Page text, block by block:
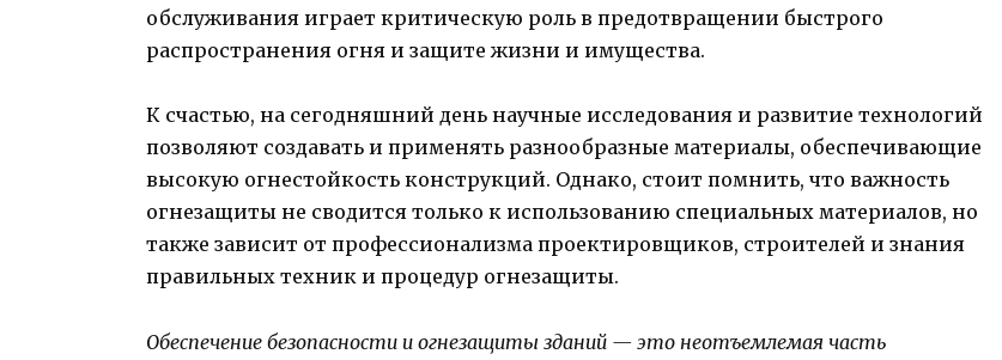
обслуживания играет критическую роль в предотвращении быстрого
распространения огня и защите жизни и имущества.
К счастью, на сегодняшний день научные исследования и развитие технологий
позволяют создавать и применять разнообразные материалы, обеспечивающие
высокую огнестойкость конструкций. Однако, стоит помнить, что важность
огнезащиты не сводится только к использованию специальных материалов, но
также зависит от профессионализма проектировщиков, строителей и знания
правильных техник и процедур огнезащиты.
Обеспечение безопасности и огнезащиты зданий — это неотъемлемая часть